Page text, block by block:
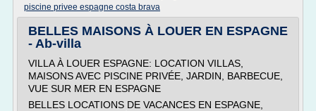
piscine privee espagne costa brava
BELLES MAISONS À LOUER EN ESPAGNE
- Ab-villa
VILLA À LOUER ESPAGNE: LOCATION VILLAS,
MAISONS AVEC PISCINE PRIVÉE, JARDIN, BARBECUE,
VUE SUR MER EN ESPAGNE
BELLES LOCATIONS DE VACANCES EN ESPAGNE,